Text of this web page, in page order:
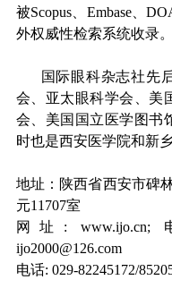
被Scopus、Embase、
外权威性检索系统收录。
国际眼科杂志社先
会、亚太眼科学会、美
会、美国国立医学图书
时也是西安医学院和新
地址：陕西省西安市碑
元11707室
网址: www.ijo.cn;
ijo2000@126.com
电话: 029-82245172/